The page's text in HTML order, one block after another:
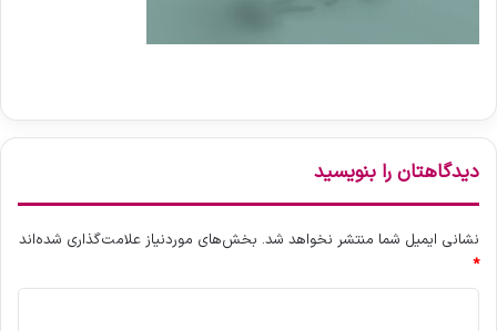
دیدگاهتان را بنویسید
نشانی ایمیل شما منتشر نخواهد شد. بخش‌های موردنیاز علامت‌گذاری شده‌اند
*